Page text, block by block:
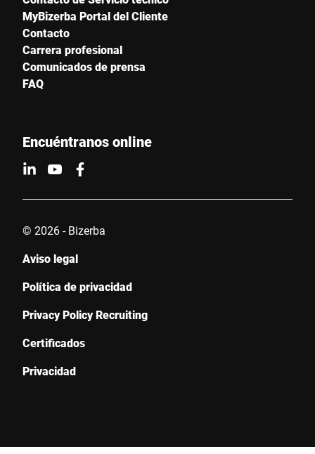
MyBizerba Portal del Cliente
Contacto
Carrera profesional
Comunicados de prensa
FAQ
Encuéntranos online
© 2026 - Bizerba
Aviso legal
Política de privacidad
Privacy Policy Recruiting
Certificados
Privacidad